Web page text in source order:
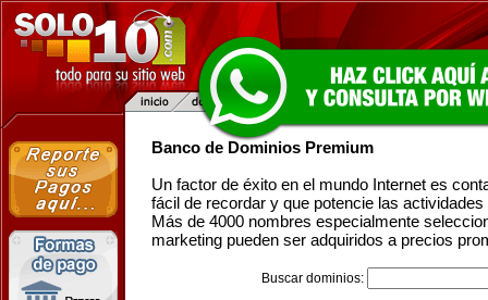
Banco de Dominios Premium
Un factor de éxito en el mundo Internet es
fácil de recordar y que potencie las
Más de 4000 nombres especialmente
marketing pueden ser adquiridos a precios
Buscar dominios: